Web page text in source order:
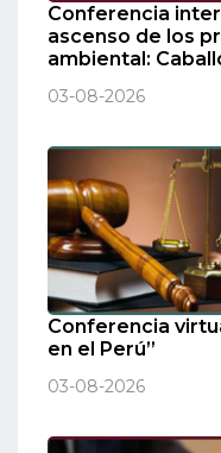
Conferencia
ascenso de los
ambiental:
03-08-2026
Conferencia
en el Perú”
03-08-2026